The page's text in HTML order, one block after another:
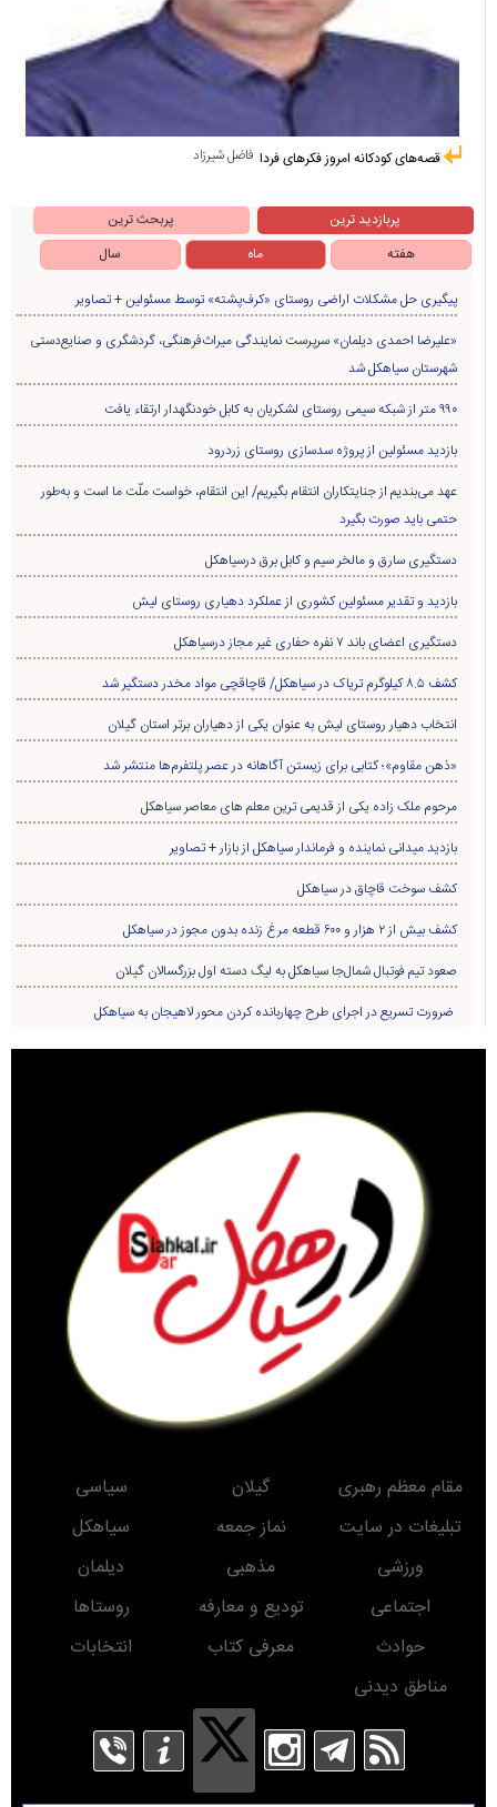
فاضل شیرزاد قصه‌های کودکانه امروز فکرهای فردا
پربازدید ترین
پربحث ترین
هفته
ماه سال
پیگیری حل مشکلات اراضی روستای «کرف‌پشته» توسط مسئولین + تصاویر
«علیرضا احمدی دیلمان» سرپرست نمایندگی میراث‌فرهنگی، گردشگری و صنایع‌دستی
شهرستان سیاهکل شد
۹۹۰ متر از شبکه سیمی روستای لشکریان به کابل خودنگهدار ارتقاء یافت
بازدید مسئولین از پروژه سدسازی روستای زردرود
عهد می‌بندیم از جنایتکاران انتقام بگیریم/ این انتقام، خواست ملّت ما است و به‌طور
حتمی باید صورت بگیرد
دستگیری سارق و مالخر سیم و کابل برق درسیاهکل
بازدید و تقدیر مسئولین کشوری از عملکرد دهیاری روستای لیش
دستگیری اعضای باند ۷ نفره حفاری غير مجاز درسیاهکل
کشف ۸.۵ کیلوگرم تریاک در سیاهکل/ قاچاقچی مواد مخدر دستگیر شد
انتخاب دهیار روستای لیش به عنوان یکی از دهیاران برتر استان گیلان
«ذهن مقاوم»؛ کتابی برای زیستن آگاهانه در عصر پلتفرم‌ها منتشر شد
مرحوم ملک زاده یکی از قدیمی ترین معلم های معاصر سیاهکل
بازدید میدانی نماینده و فرماندار سیاهکل از بازار + تصاویر
کشف سوخت قاچاق در سياهکل
کشف بیش از ۲ هزار و ۶۰۰ قطعه مرغ زنده بدون مجوز در سیاهکل
صعود تیم فوتبال شمال‌جا‌ سیاهکل به لیگ دسته اول بزرگسالان گیلان
ضرورت تسریع در اجرای طرح چهاربانده کردن محور لاهیجان به سیاهکل
مقام معظم رهبری گیلان
سیاسی
تبلیغات در سایت
نماز جمعه
سیاهکل
ورزشی
مذهبی
دیلمان
اجتماعی
تودیع و معارفه
روستاها
حوادث
معرفی کتاب
انتخابات
مناطق دیدنی